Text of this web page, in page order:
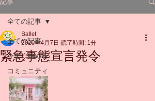
全ての記事
今すぐ始める
コミュニティ
全ての記事
緊急事態宣言発令
Ballet
2020年4月7日 読了時間: 1分